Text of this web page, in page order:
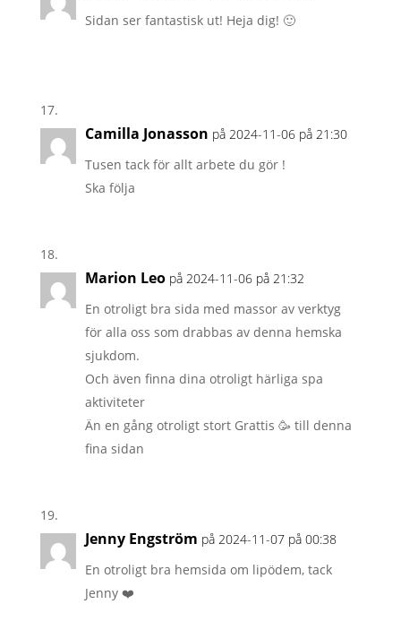
Sidan ser fantastisk ut! Heja dig! 🙂
Camilla Jonasson på 2024-11-06 på 21:30
Tusen tack för allt arbete du gör !
Ska följa
Marion Leo på 2024-11-06 på 21:32
En otroligt bra sida med massor av verktyg
för alla oss som drabbas av denna hemska
sjukdom.
Och även finna dina otroligt härliga spa
aktiviteter
Än en gång otroligt stort Grattis 🥳 till denna
fina sidan
Jenny Engström på 2024-11-07 på 00:38
En otroligt bra hemsida om lipödem, tack
Jenny ❤️